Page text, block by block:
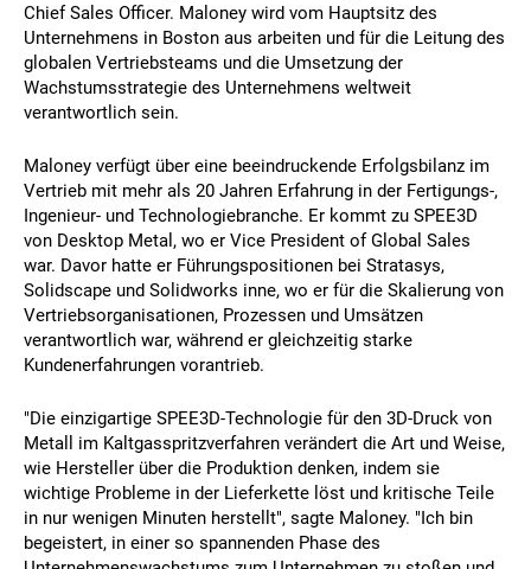
Chief Sales Officer. Maloney wird vom Hauptsitz des
Unternehmens in Boston aus arbeiten und für die Leitung des
globalen Vertriebsteams und die Umsetzung der
Wachstumsstrategie des Unternehmens weltweit
verantwortlich sein.
Maloney verfügt über eine beeindruckende Erfolgsbilanz im
Vertrieb mit mehr als 20 Jahren Erfahrung in der Fertigungs-,
Ingenieur- und Technologiebranche. Er kommt zu SPEE3D
von Desktop Metal, wo er Vice President of Global Sales
war. Davor hatte er Führungspositionen bei Stratasys,
Solidscape und Solidworks inne, wo er für die Skalierung von
Vertriebsorganisationen, Prozessen und Umsätzen
verantwortlich war, während er gleichzeitig starke
Kundenerfahrungen vorantrieb.
"Die einzigartige SPEE3D-Technologie für den 3D-Druck von
Metall im Kaltgasspritzverfahren verändert die Art und Weise,
wie Hersteller über die Produktion denken, indem sie
wichtige Probleme in der Lieferkette löst und kritische Teile
in nur wenigen Minuten herstellt", sagte Maloney. "Ich bin
begeistert, in einer so spannenden Phase des